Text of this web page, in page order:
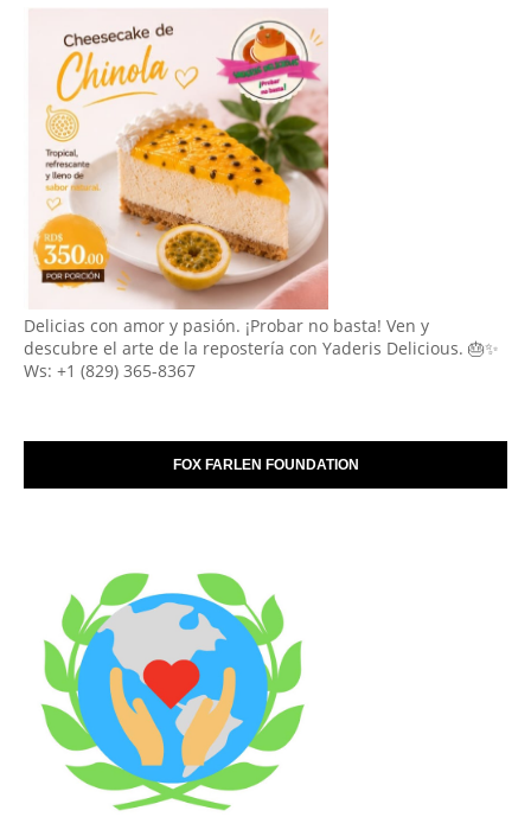
Delicias con amor y pasión. ¡Probar no basta! Ven y
descubre el arte de la repostería con Yaderis Delicious. 🎂✨
Ws: +1 (829) 365-8367
FOX FARLEN FOUNDATION